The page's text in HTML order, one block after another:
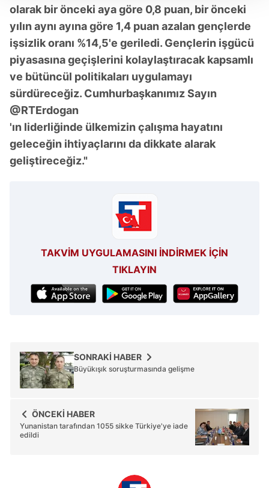
Her halükârda, kullanıcılar, bu çerezlere izin vermedikleri
takdirde, kullanıcılara hedefli reklamlar
gösterilmeyecektir."
Sizlere daha iyi bir hizmet sunabilmek için İnternet
Sitemizde kendimize ve üçüncü kişilere ait çerezler
kullanılmaktadır. Bu çerezler vasıtasıyla çeşitli kişisel
verileriniz işlenmekte olup gerekli olan çerezler bilgi
toplumu hizmetlerinin sunulması amacıyla
kullanılmaktadır. Diğer çerezler, sitemizin daha işlevsel
kılınması ve kişiselleştirilmesi ve sizlere yönelik
reklam/pazarlama faaliyetlerinin yapılması, amaçlarıyla
Çerezlere ilişkin tercihlerinizi aşağıda yer alan panel
vasıtasıyla belirleyebilirsiniz. Çerezlere ilişkin detaylı bilgi
için Ayarlar butonuna tıklayabilir,Çerez Bilgilendirme
Metnimiziziyaret edebilirsiniz.
hazırlanmış Aydınlatma Metnimizi okumak ve sitemizde
olarak bir önceki aya göre 0,8 puan, bir önceki
yılın aynı ayına göre 1,4 puan azalan gençlerde
işsizlik oranı %14,5'e geriledi. Gençlerin işgücü
piyasasına geçişlerini kolaylaştıracak kapsamlı
ve bütüncül politikaları uygulamayı
sürdüreceğiz. Cumhurbaşkanımız Sayın
@RTErdogan
'ın liderliğinde ülkemizin çalışma hayatını
geleceğin ihtiyaçlarını da dikkate alarak
geliştireceğiz."
TAKVİM UYGULAMASINI İNDİRMEK İÇİN
TIKLAYIN
SONRAKİ HABER
Büyükışık soruşturmasında gelişme
ÖNCEKİ HABER
Yunanistan tarafından 1055 sikke Türkiye'ye iade
edildi